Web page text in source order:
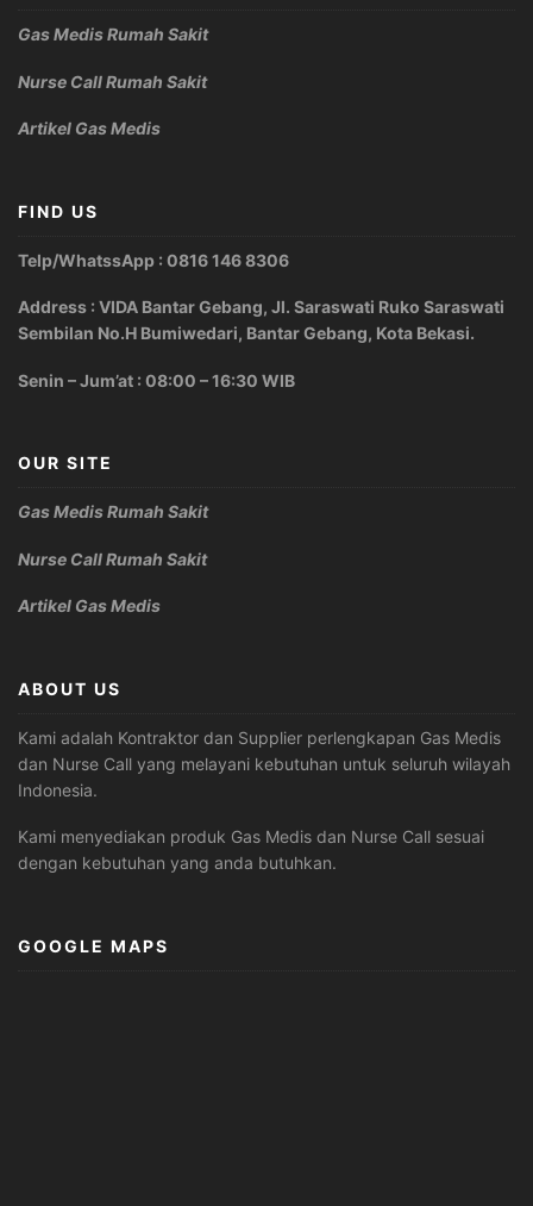
Gas Medis Rumah Sakit
Nurse Call Rumah Sakit
Artikel Gas Medis
FIND US
Telp/WhatssApp : 0816 146 8306
Address : VIDA Bantar Gebang, Jl. Saraswati Ruko Saraswati
Sembilan No.H Bumiwedari, Bantar Gebang, Kota Bekasi.
Senin – Jum’at : 08:00 – 16:30 WIB
OUR SITE
Gas Medis Rumah Sakit
Nurse Call Rumah Sakit
Artikel Gas Medis
ABOUT US
Kami adalah Kontraktor dan Supplier perlengkapan Gas Medis
dan Nurse Call yang melayani kebutuhan untuk seluruh wilayah
Indonesia.
Kami menyediakan produk Gas Medis dan Nurse Call sesuai
dengan kebutuhan yang anda butuhkan.
GOOGLE MAPS